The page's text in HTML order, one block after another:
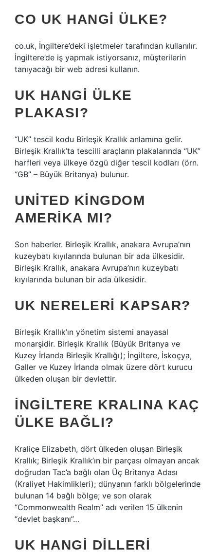
CO UK HANGI ÜLKE?
co.uk, İngiltere’deki işletmeler tarafından kullanılır.
İngiltere’de iş yapmak istiyorsanız, müşterilerin
tanıyacağı bir web adresi kullanın.
UK HANGI ÜLKE
PLAKASI?
“UK” tescil kodu Birleşik Krallık anlamına gelir.
Birleşik Krallık’ta tescilli araçların plakalarında “UK”
harfleri veya ülkeye özgü diğer tescil kodları (örn.
“GB” – Büyük Britanya) bulunur.
UNITED KINGDOM
AMERIKA MI?
Son haberler. Birleşik Krallık, anakara Avrupa’nın
kuzeybatı kıyılarında bulunan bir ada ülkesidir.
Birleşik Krallık, anakara Avrupa’nın kuzeybatı
kıyılarında bulunan bir ada ülkesidir.
UK NERELERI KAPSAR?
Birleşik Krallık’ın yönetim sistemi anayasal
monarşidir. Birleşik Krallık (Büyük Britanya ve
Kuzey İrlanda Birleşik Krallığı); İngiltere, İskoçya,
Galler ve Kuzey İrlanda olmak üzere dört kurucu
ülkeden oluşan bir devlettir.
İNGILTERE KRALINA KAÇ
ÜLKE BAĞLI?
Kraliçe Elizabeth, dört ülkeden oluşan Birleşik
Krallık; Birleşik Krallık’ın bir parçası olmayan ancak
doğrudan Tac’a bağlı olan Üç Britanya Adası
(Kraliyet Hakimlikleri); dünyanın farklı bölgelerinde
bulunan 14 bağlı bölge; ve son olarak
“Commonwealth Realm” adı verilen 15 ülkenin
“devlet başkanı”…
UK HANGI DILLERI